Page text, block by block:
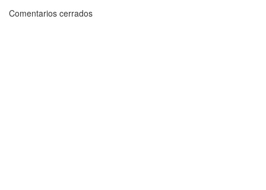
Comentarios cerrados